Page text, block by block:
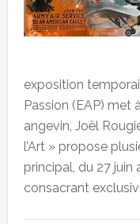
exposition
Passion (EAP) met
angevin, Joël
l’Art » propose
principal, du 27 juin
consacrant